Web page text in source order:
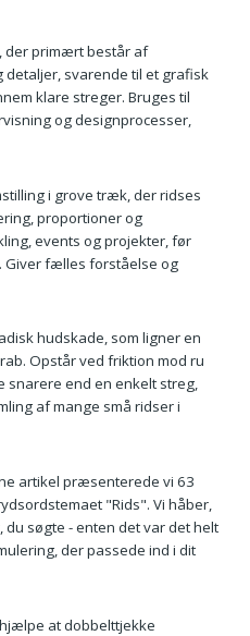
der primært består af
svarende til et grafisk
klare streger. Bruges til
og designprocesser,
i grove træk, der ridses
proportioner og
events og projekter, før
Giver fælles forståelse og
hudskade, som ligner en
Opstår ved friktion mod ru
end en enkelt streg,
af mange små ridser i
artikel præsenterede vi 63
"Rids". Vi håber,
søgte - enten det var det helt
der passede ind i dit
at dobbelttjekke